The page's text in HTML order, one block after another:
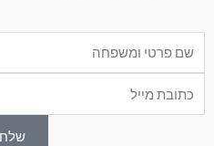
שלחי